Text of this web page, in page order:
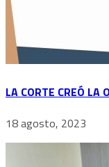
LA CORTE CREÓ LA
18 agosto, 2023